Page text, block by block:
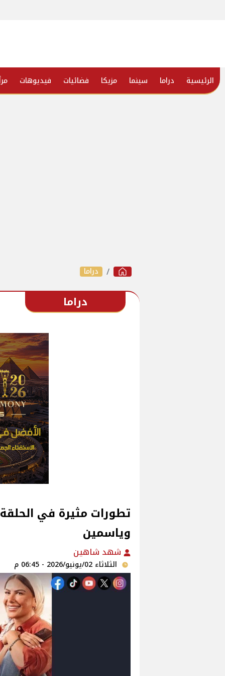
الرئيسية دراما سينما مزيكا فضائيات فيديوهات
دراما
دراما
تطورات مثيرة في
وياسمين
شهد شاهين
الثلاثاء 02/يونيو/2026 - 06:45 م